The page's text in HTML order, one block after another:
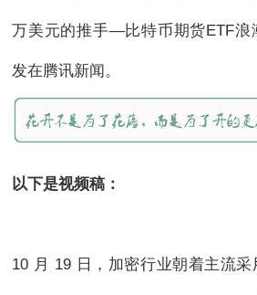
万美元的推手—比特币期货ETF浪
发在腾讯新闻。
以下是视频稿：
10 月 19 日，加密行业朝着主流采